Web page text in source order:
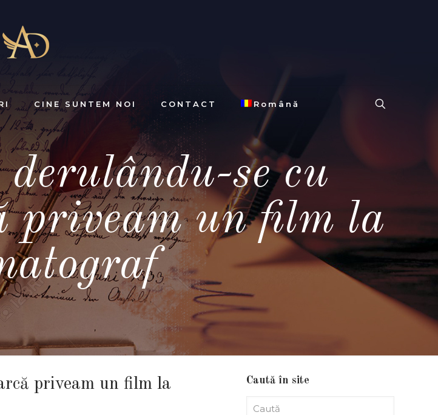
CINE SUNTEM NOI CONTACT Română
se cu
priveam un film la
priveam un film la
Caută în site